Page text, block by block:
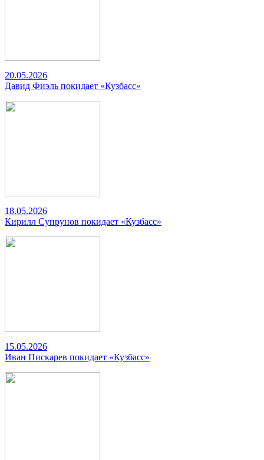
20.05.2026
Давид Фиэль покидает «Кузбасс»
18.05.2026
Кирилл Супрунов покидает «Кузбасс»
15.05.2026
Иван Пискарев покидает «Кузбасс»